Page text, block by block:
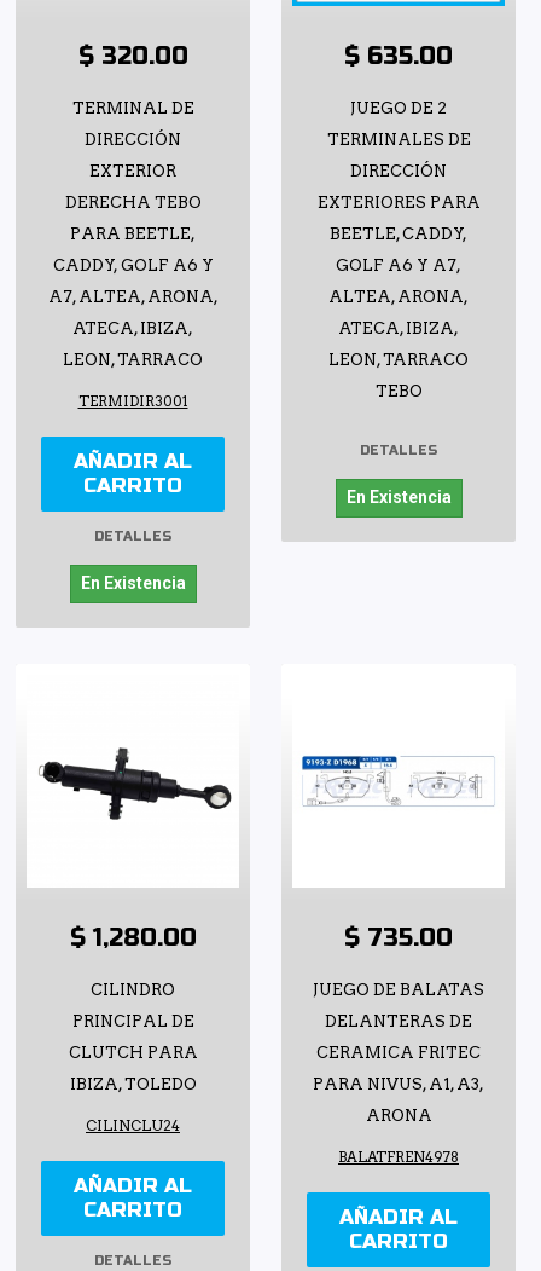
$ 320.00
TERMINAL DE
DIRECCIÓN
EXTERIOR
DERECHA TEBO
PARA BEETLE,
CADDY, GOLF A6 Y
A7, ALTEA, ARONA,
ATECA, IBIZA,
LEON, TARRACO
TERMIDIR3001
AÑADIR AL
CARRITO
DETALLES
En Existencia
$ 635.00
JUEGO DE 2
TERMINALES DE
DIRECCIÓN
EXTERIORES PARA
BEETLE, CADDY,
GOLF A6 Y A7,
ALTEA, ARONA,
ATECA, IBIZA,
LEON, TARRACO
TEBO
DETALLES
En Existencia
$ 1,280.00
CILINDRO
PRINCIPAL DE
CLUTCH PARA
IBIZA, TOLEDO
CILINCLU24
AÑADIR AL
CARRITO
DETALLES
$ 735.00
JUEGO DE BALATAS
DELANTERAS DE
CERAMICA FRITEC
PARA NIVUS, A1, A3,
ARONA
BALATFREN4978
AÑADIR AL
CARRITO